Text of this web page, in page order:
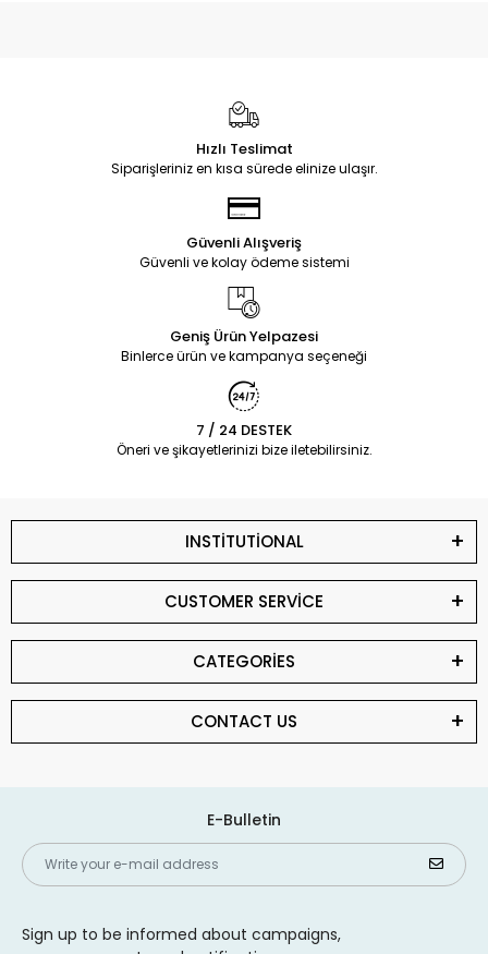
Hızlı Teslimat
Siparişleriniz en kısa sürede elinize ulaşır.
Güvenli Alışveriş
Güvenli ve kolay ödeme sistemi
Geniş Ürün Yelpazesi
Binlerce ürün ve kampanya seçeneği
7 / 24 DESTEK
Öneri ve şikayetlerinizi bize iletebilirsiniz.
INSTİTUTİONAL
CUSTOMER SERVİCE
CATEGORİES
CONTACT US
E-Bulletin
Sign up to be informed about campaigns,